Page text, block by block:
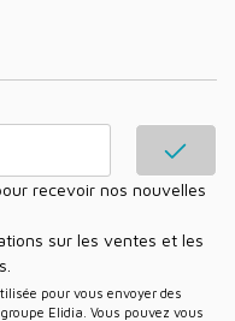
sur les ventes et les
Elidia. Vous pouvez vous